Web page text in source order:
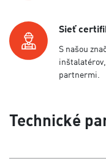
Sieť
S našou
partnermi.
Technické